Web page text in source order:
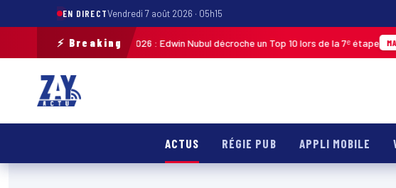
EN DIRECTVendredi 7 août 2026 · 05h15
⚡ Breaking
de Guadeloupe 2026 : Edwin Nubul décroche un Top 10 lors de la 7ᵉ étape MARTINIQUE
ACTUS RÉGIE PUB APPLI MOBILE